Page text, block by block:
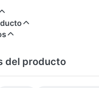
del producto